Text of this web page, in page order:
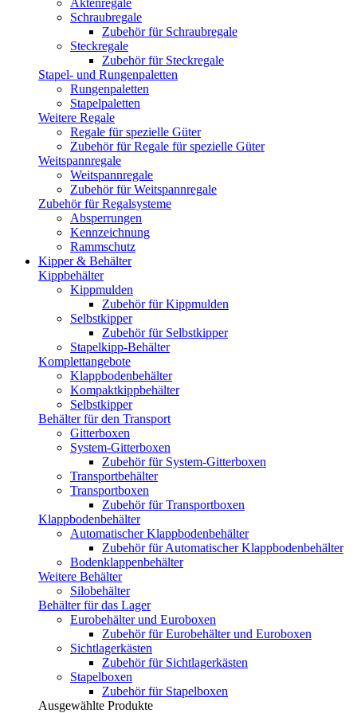
Aktenregale
Schraubregale
Zubehör für Schraubregale
Steckregale
Zubehör für Steckregale
Stapel- und Rungenpaletten
Rungenpaletten
Stapelpaletten
Weitere Regale
Regale für spezielle Güter
Zubehör für Regale für spezielle Güter
Weitspannregale
Weitspannregale
Zubehör für Weitspannregale
Zubehör für Regalsysteme
Absperrungen
Kennzeichnung
Rammschutz
Kipper & Behälter
Kippbehälter
Kippmulden
Zubehör für Kippmulden
Selbstkipper
Zubehör für Selbstkipper
Stapelkipp-Behälter
Komplettangebote
Klappbodenbehälter
Kompaktkippbehälter
Selbstkipper
Behälter für den Transport
Gitterboxen
System-Gitterboxen
Zubehör für System-Gitterboxen
Transportbehälter
Transportboxen
Zubehör für Transportboxen
Klappbodenbehälter
Automatischer Klappbodenbehälter
Zubehör für Automatischer Klappbodenbehälter
Bodenklappenbehälter
Weitere Behälter
Silobehälter
Behälter für das Lager
Eurobehälter und Euroboxen
Zubehör für Eurobehälter und Euroboxen
Sichtlagerkästen
Zubehör für Sichtlagerkästen
Stapelboxen
Zubehör für Stapelboxen
Ausgewählte Produkte